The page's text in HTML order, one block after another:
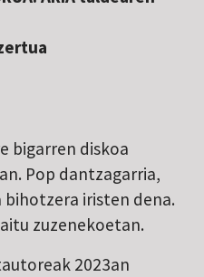
bigarren diskoa
Pop dantzagarria,
iristen dena.
zuzenekoetan.
2023an